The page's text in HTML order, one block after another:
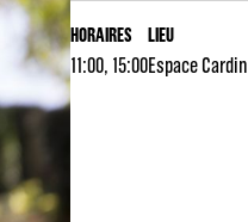
HORAIRES
11:00, 15:00
LIEU
Espace Cardin